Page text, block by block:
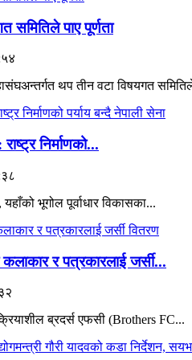
समितिले पाए पूर्णता
थप तीन वटा विषयगत
निर्माणको...
भूगोल पूर्वाधार विकासका...
र पत्रकारलाई जर्सी...
ब्रदर्स एफसी (Brothers FC...